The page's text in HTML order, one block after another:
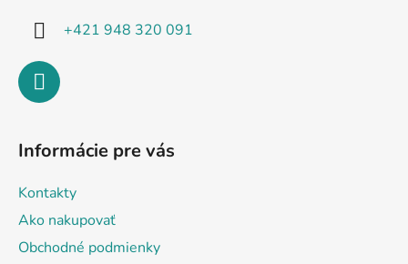
+421 948 320 091
Informácie pre vás
Kontakty
Ako nakupovať
Obchodné podmienky